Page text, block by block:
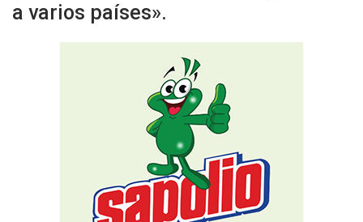
a varios países».